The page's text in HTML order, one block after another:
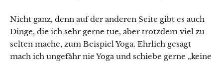
Nicht ganz, denn auf der anderen Seite gibt es auch
Dinge, die ich sehr gerne tue, aber trotzdem viel zu
selten mache, zum Beispiel Yoga. Ehrlich gesagt
mach ich ungefähr nie Yoga und schiebe gerne „keine